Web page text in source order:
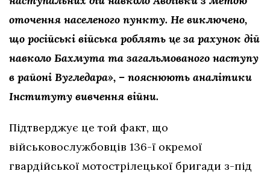
оточення населеного пункту. Не виключено,
що російські війська роблять це за рахунок дій
навколо Бахмута та загальмованого наступу
в районі Вугледара», – пояснюють аналітики
Інституту вивчення війни.
Підтверджує це той факт, що
військовослужбовців 136-ї окремої
гвардійської мотострілецької бригади з-під